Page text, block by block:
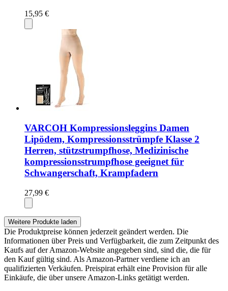
15,95 €
VARCOH Kompressionsleggins Damen
Lipödem, Kompressionsstrümpfe Klasse 2
Herren, stützstrumpfhose, Medizinische
kompressionsstrumpfhose geeignet für
Schwangerschaft, Krampfadern
27,99 €
Weitere Produkte laden
Die Produktpreise können jederzeit geändert werden. Die
Informationen über Preis und Verfügbarkeit, die zum Zeitpunkt des
Kaufs auf der Amazon-Website angegeben sind, sind die, die für
den Kauf gültig sind. Als Amazon-Partner verdiene ich an
qualifizierten Verkäufen. Preispirat erhält eine Provision für alle
Einkäufe, die über unsere Amazon-Links getätigt werden.